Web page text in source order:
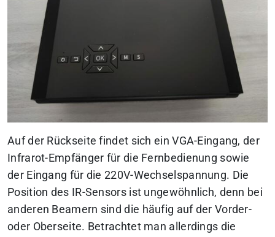
Auf der Rückseite findet sich ein VGA-Eingang, der
Infrarot-Empfänger für die Fernbedienung sowie
der Eingang für die 220V-Wechselspannung. Die
Position des IR-Sensors ist ungewöhnlich, denn bei
anderen Beamern sind die häufig auf der Vorder-
oder Oberseite. Betrachtet man allerdings die